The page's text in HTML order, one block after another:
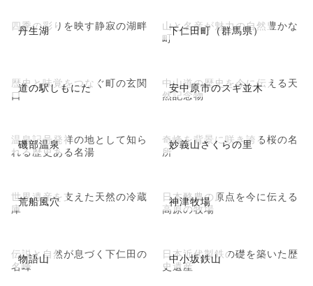
丹生湖
四季の彩りを映す静寂の湖畔 下仁田町（群馬県）
山と名産が魅力の自然豊かな
町
道の駅しもにた
歴史と味覚をつなぐ町の玄関
口
安中原市のスギ並木
中山道の歴史を今に伝える天
然記念物
磯部温泉
温泉記号発祥の地として知ら
れる歴史ある名湯
妙義山さくらの里
奇峰を背景に咲き誇る桜の名
所
荒船風穴
世界遺産を支えた天然の冷蔵
庫
神津牧場
日本酪農の原点を今に伝える
高原の牧場
物語山
伝説と自然が息づく下仁田の
名峰
中小坂鉄山
日本近代製鉄の礎を築いた歴
史遺産